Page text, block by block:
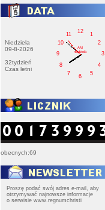
Niedziela
09-8-2026
32tydzień
Czas letni
1
2
3
4
5
6
7
8
9
10
11
12
AM
niedziela
obecnych:69
Proszę podać swój adres e-mail, aby
otrzymywać najnowsze informacje
o serwisie www.regnumchristi